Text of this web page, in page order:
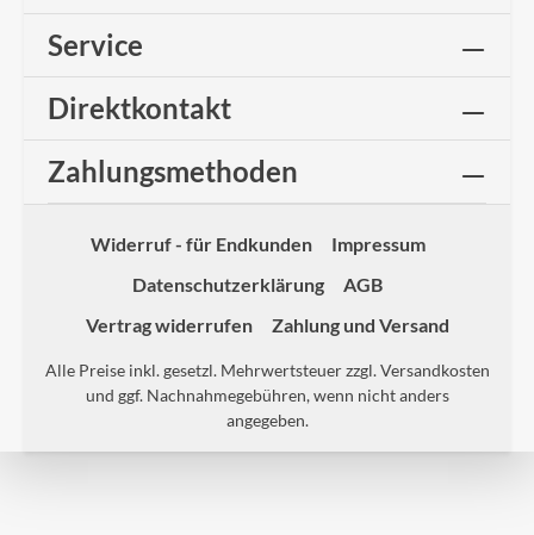
Service
Direktkontakt
Zahlungsmethoden
Widerruf - für Endkunden
Impressum
Datenschutzerklärung
AGB
Vertrag widerrufen
Zahlung und Versand
Alle Preise inkl. gesetzl. Mehrwertsteuer zzgl.Versandkosten
und ggf. Nachnahmegebühren, wenn nicht anders
angegeben.